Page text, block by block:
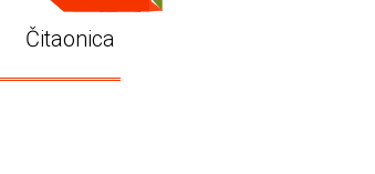
Čitaonica